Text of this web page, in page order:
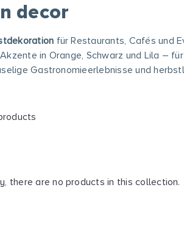
decor
für Restaurants, Cafés und
in Orange, Schwarz und Lila –
Gastronomieerlebnisse und
there are no products in this collection.